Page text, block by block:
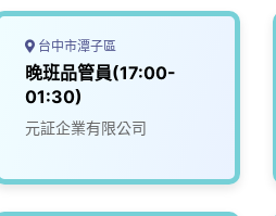
台中市潭子區
晚班品管員(17:00-
01:30)
元証企業有限公司